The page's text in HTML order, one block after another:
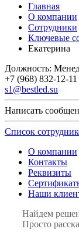
Главная
О компании
Сотрудники
Ключевые
Екатерина
Должность:
+7 (968) 832-12-11
s1@bestled.su
Написать
Список
О компании
Контакты
Реквизиты
Наши
Найдем
Просто